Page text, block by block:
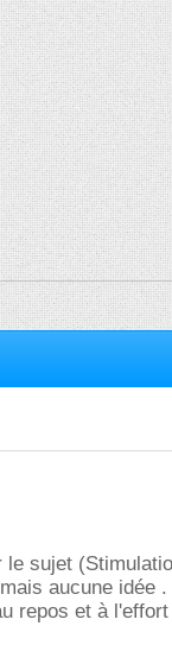
le sujet
aucune idée .
repos et à